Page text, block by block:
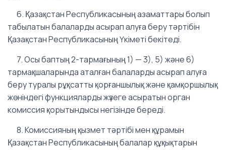
6. Қазақстан Республикасының азаматтары болып
табылатын балаларды асырап алуға беру тәртібін
Қазақстан Республикасының Үкіметі бекітеді.
7. Осы баптың 2-тармағының 1) — 3), 5) және 6)
тармақшаларында аталған балаларды асырап алуға
беру туралы рұқсатты қорғаншылық және қамқоршылық
жөніндегі функцияларды жүзеге асыратын орган
комиссия қорытындысы негізінде береді.
8. Комиссияның қызмет тәртібі мен құрамын
Қазақстан Республикасының балалар құқықтарын